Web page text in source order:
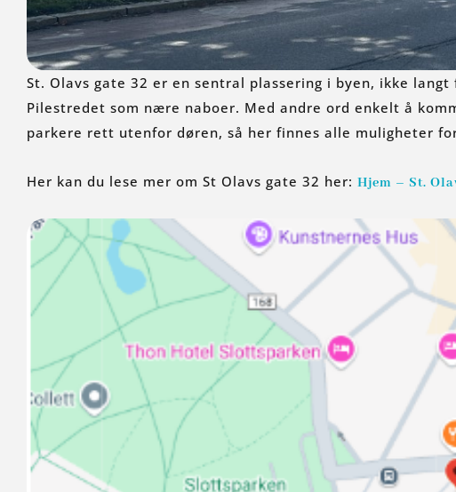
St. Olavs gate 32 er en sentral plassering i byen, ikke
Pilestredet som nære naboer. Med andre ord enkelt å
parkere rett utenfor døren, så her finnes alle muligheter
Her kan du lese mer om St Olavs gate 32 her: Hjem – St.